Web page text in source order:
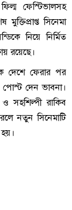
ফেস্টিভালসহ
সিনেমা
নিয়ে নির্মিত
রয়েছে।
দেশে ফেরার পর
দেন ভাবনা।
সহশিল্পী রাকিব
নতুন সিনেমাটি